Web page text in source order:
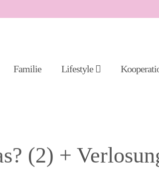
Familie Lifestyle
(2) +